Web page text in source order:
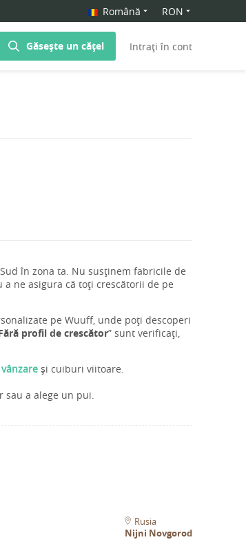
Română RON
Găsește un cățel Intrați în cont
în zona ta. Nu susținem fabricile de
ne asigura că toți crescătorii de pe
pe Wuuff, unde poți descoperi
profil de crescător” sunt verificați,
și cuiburi viitoare.
sau a alege un pui.
Rusia
Nijni Novgorod